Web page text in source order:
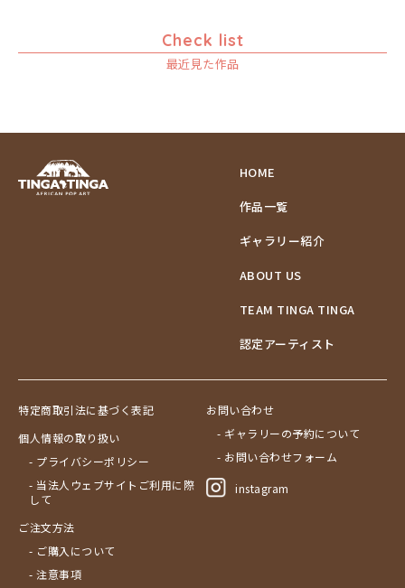
Check list
最近見た作品
HOME
作品一覧
ギャラリー紹介
ABOUT US
TEAM TINGA TINGA
認定アーティスト
特定商取引法に基づく表記
個人情報の取り扱い
- プライバシーポリシー
- 当法人ウェブサイトご利用に際
して
ご注文方法
- ご購入について
- 注意事項
お問い合わせ
- ギャラリーの予約について
- お問い合わせフォーム
instagram